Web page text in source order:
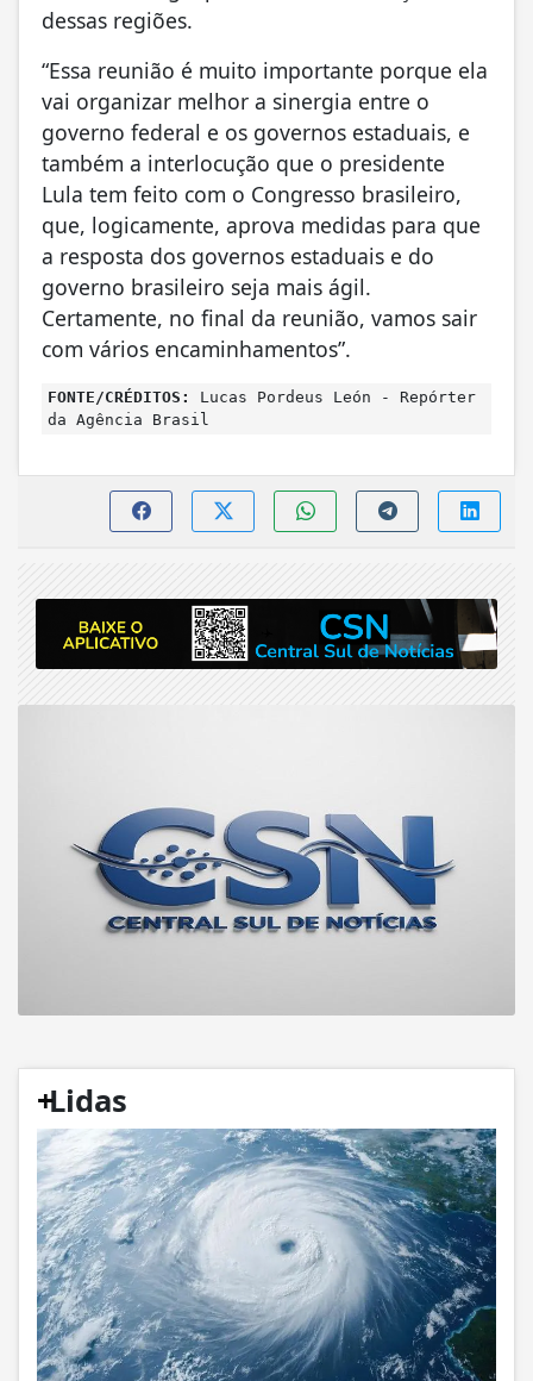
dessas regiões.
“Essa reunião é muito importante porque ela
vai organizar melhor a sinergia entre o
governo federal e os governos estaduais, e
também a interlocução que o presidente
Lula tem feito com o Congresso brasileiro,
que, logicamente, aprova medidas para que
a resposta dos governos estaduais e do
governo brasileiro seja mais ágil.
Certamente, no final da reunião, vamos sair
com vários encaminhamentos”.
FONTE/CRÉDITOS:
Lucas Pordeus León - Repórter
da Agência Brasil
+
Lidas